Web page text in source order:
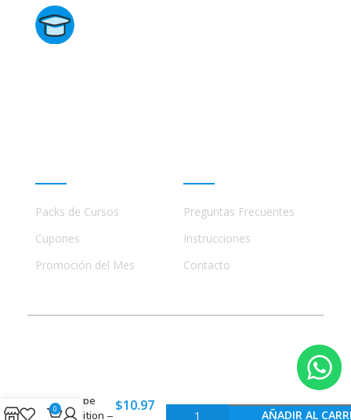
Packs de Cursos
Cupones
Promoción del Mes
Preguntas Frecuentes
Instrucciones
Contacto
Adobe
Audition –
$10.97
AÑADIR AL
0